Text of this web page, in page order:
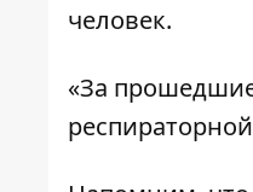
человек.
«За